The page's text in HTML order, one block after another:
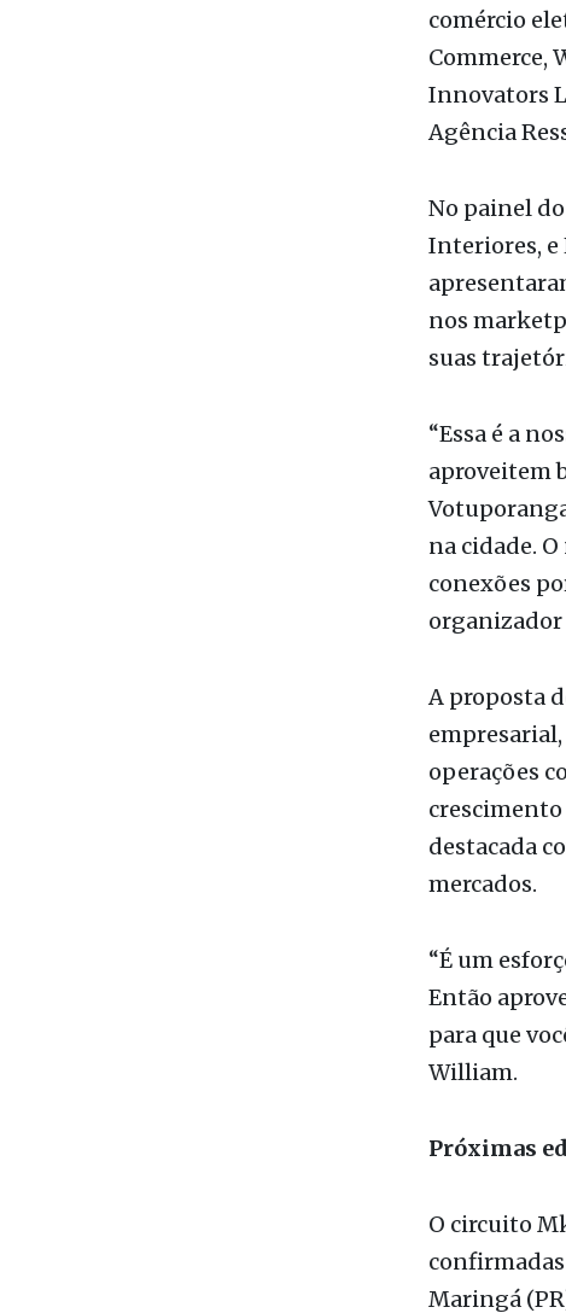
Innovators
Agência
No painel do
nos
suas
“Essa é a
na cidade.
conexões
organizador
A proposta
operações
destacada
mercados.
“É um
para que
William.
Próximas
O circuito
Maringá
17 de